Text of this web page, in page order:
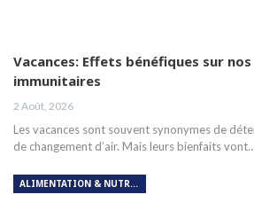
Vacances: Effets bénéfiques sur
immunitaires
2 Août, 2026
Les vacances sont souvent synonymes de
de changement d’air. Mais leurs bienfaits
ALIMENTATION & NUTRITION